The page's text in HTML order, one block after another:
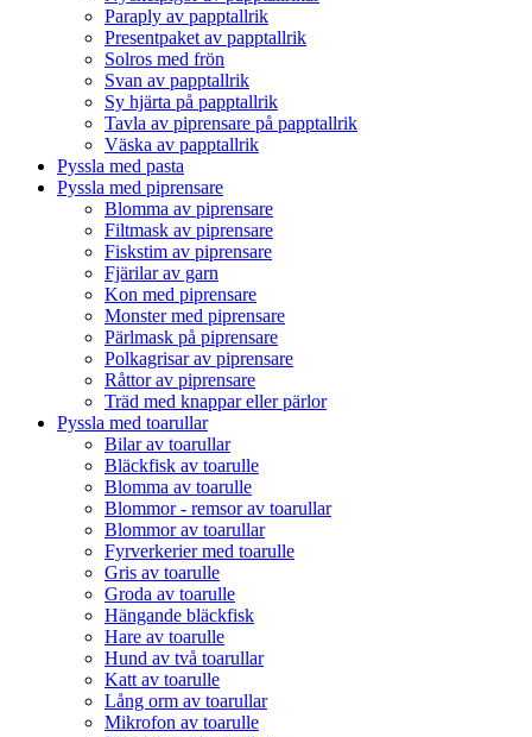
Paraply av papptallrik
Presentpaket av papptallrik
Solros med frön
Svan av papptallrik
Sy hjärta på papptallrik
Tavla av piprensare på papptallrik
Väska av papptallrik
Pyssla med pasta
Pyssla med piprensare
Blomma av piprensare
Filtmask av piprensare
Fiskstim av piprensare
Fjärilar av garn
Kon med piprensare
Monster med piprensare
Pärlmask på piprensare
Polkagrisar av piprensare
Råttor av piprensare
Träd med knappar eller pärlor
Pyssla med toarullar
Bilar av toarullar
Bläckfisk av toarulle
Blomma av toarulle
Blommor - remsor av toarullar
Blommor av toarullar
Fyrverkerier med toarulle
Gris av toarulle
Groda av toarulle
Hängande bläckfisk
Hare av toarulle
Hund av två toarullar
Katt av toarulle
Lång orm av toarullar
Mikrofon av toarulle